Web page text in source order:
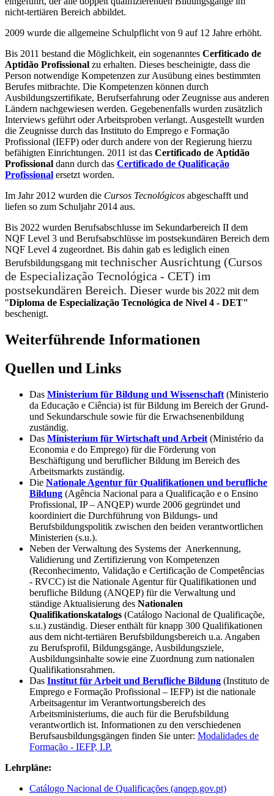
nicht-tertiären Bereich abbildet.
2009 wurde die allgemeine Schulpflicht von 9 auf 12 Jahre erhöht.
Bis 2011 bestand die Möglichkeit, ein sogenanntes Cerfiticado de
Aptidão Profissional zu erhalten. Dieses bescheinigte, dass die
Person notwendige Kompetenzen zur Ausübung eines bestimmten
Berufes mitbrachte. Die Kompetenzen können durch
Ausbildungszertifikate, Berufserfahrung oder Zeugnisse aus anderen
Ländern nachgewiesen werden. Gegebenenfalls wurden zusätzlich
Interviews geführt oder Arbeitsproben verlangt. Ausgestellt wurden
die Zeugnisse durch das Instituto do Emprego e Formação
Profissional (IEFP) oder durch andere von der Regierung hierzu
befähigten Einrichtungen. 2011 ist das Certificado de Aptidão
Profissional dann durch das Certificado de Qualificação
Profissional ersetzt worden.
Im Jahr 2012 wurden die Cursos Tecnológicos abgeschafft und
liefen so zum Schuljahr 2014 aus.
Bis 2022 wurden Berufsabschlusse im Sekundarbereich II dem
NQF Level 3 und Berufsabschlüsse im postsekundären Bereich dem
NQF Level 4 zugeordnet. Bis dahin gab es lediglich einen
Berufsbildungsgang mit technischer Ausrichtung (Cursos
de Especialização Tecnológica - CET) im
postsekundären Bereich. Dieser wurde bis 2022 mit dem
"Diploma de Especialização Tecnológica de Nivel 4 - DET"
beschenigt.
Weiterführende Informationen
Quellen und Links
Das Ministerium für Bildung und Wissenschaft (Ministerio
da Educação e Ciência) ist für Bildung im Bereich der Grund-
und Sekundarschule sowie für die Erwachsenenbildung
zuständig.
Das Ministerium für Wirtschaft und Arbeit (Ministério da
Economia e do Emprego) für die Förderung von
Beschäftigung und beruflicher Bildung im Bereich des
Arbeitsmarkts zuständig.
Die Nationale Agentur für Qualifikationen und berufliche
Bildung (Agência Nacional para a Qualificação e o Ensino
Profissional, IP – ANQEP) wurde 2006 gegründet und
koordiniert die Durchführung von Bildungs- und
Berufsbildungspolitik zwischen den beiden verantwortlichen
Ministerien (s.u.).
Neben der Verwaltung des Systems der Anerkennung,
Validierung und Zertifizierung von Kompetenzen
(Reconhecimento, Validação e Certificação de Competências
- RVCC) ist die Nationale Agentur für Qualifikationen und
berufliche Bildung (ANQEP) für die Verwaltung und
ständige Aktualisierung des Nationalen
Qualifikationskatalogs (Catálogo Nacional de Qualificaçõe,
s.u.) zuständig. Dieser enthält für knapp 300 Qualifikationen
aus dem nicht-tertiären Berufsbildungsbereich u.a. Angaben
zu Berufsprofil, Bildungsgänge, Ausbildungsziele,
Ausbildungsinhalte sowie eine Zuordnung zum nationalen
Qualifikationsrahmen.
Das Institut für Arbeit und Berufliche Bildung (Instituto de
Emprego e Formação Profissional – IEFP) ist die nationale
Arbeitsagentur im Verantwortungsbereich des
Arbeitsministeriums, die auch für die Berufsbildung
verantwortlich ist. Informationen zu den verschiedenen
Berufsausbildungsgängen finden Sie unter: Modalidades de
Formação - IEFP, I.P.
Lehrpläne:
Catálogo Nacional de Qualificações (anqep.gov.pt)